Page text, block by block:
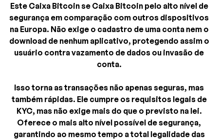
Este Caixa Bitcoin se Caixa Bitcoin pelo alto nível de
segurança em comparação com outros dispositivos
na Europa. Não exige o cadastro de uma conta nem o
download de nenhum aplicativo, protegendo assim o
usuário contra vazamento de dados ou invasão de
conta.
Isso torna as transações não apenas seguras, mas
também rápidas. Ele cumpre os requisitos legais de
KYC, mas não exige mais do que o previsto na lei.
Oferece o mais alto nível possível de segurança,
garantindo ao mesmo tempo a total legalidade das